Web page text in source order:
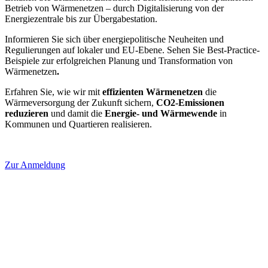
Betrieb von Wärmenetzen – durch Digitalisierung von der
Energiezentrale bis zur Übergabestation.
Informieren Sie sich über energiepolitische Neuheiten und
Regulierungen auf lokaler und EU-Ebene. Sehen Sie Best-Practice-
Beispiele zur erfolgreichen Planung und Transformation von
Wärmenetzen.
Erfahren Sie, wie wir mit effizienten Wärmenetzen die
Wärmeversorgung der Zukunft sichern, CO2-Emissionen
reduzieren und damit die Energie- und Wärmewende in
Kommunen und Quartieren realisieren.
Zur Anmeldung